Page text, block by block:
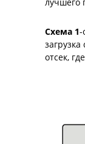
Схема 1-
отсек,